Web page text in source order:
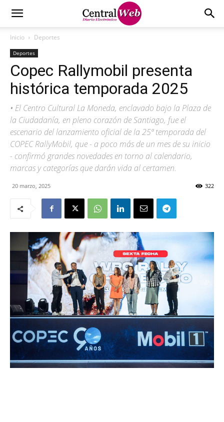
Inicio Deportes
Deportes
Copec Rallymobil presenta
histórica temporada 2025
• El Centro Cultural La Moneda, enclavado bajo la Plaza de
la Ciudadanía, en pleno corazón de Santiago, fue el
escenario del lanzamiento oficial de la 25ª temporada del
COPEC RallyMobil, que - a poco más de un mes de su inicio
- confirmó grandes novedades en torno al calendario,
marcas y categorías que darán vida al certamen.
20 marzo, 2025 322